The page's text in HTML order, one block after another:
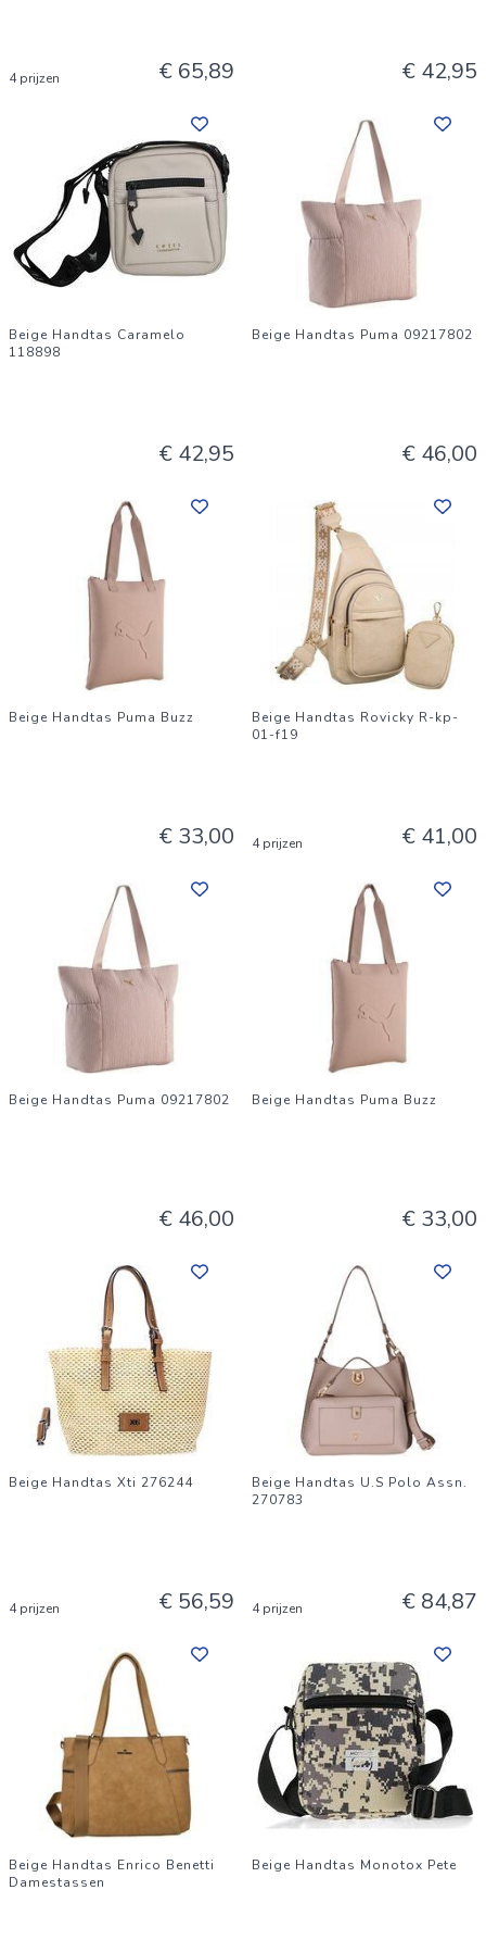
4 prijzen € 65,89 € 42,95
Beige Handtas Caramelo
118898
€ 42,95
Beige Handtas Puma 09217802
€ 46,00
Beige Handtas Puma Buzz
€ 33,00
Beige Handtas Rovicky R-kp-
01-f19
4 prijzen € 41,00
Beige Handtas Puma 09217802
€ 46,00
Beige Handtas Puma Buzz
€ 33,00
Beige Handtas Xti 276244
4 prijzen € 56,59
Beige Handtas U.S Polo Assn.
270783
4 prijzen € 84,87
Beige Handtas Enrico Benetti
Damestassen
Beige Handtas Monotox Pete